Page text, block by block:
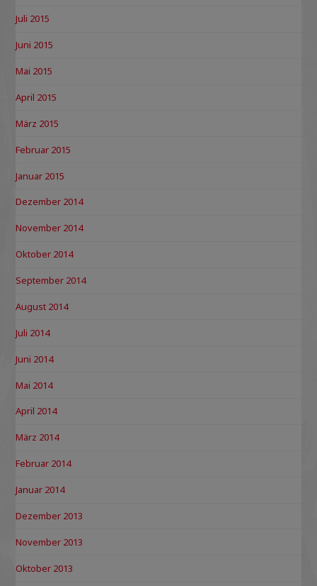
Juli 2015
Juni 2015
Mai 2015
April 2015
März 2015
Februar 2015
Januar 2015
Dezember 2014
November 2014
Oktober 2014
September 2014
August 2014
Juli 2014
Juni 2014
Mai 2014
April 2014
März 2014
Februar 2014
Januar 2014
Dezember 2013
November 2013
Oktober 2013